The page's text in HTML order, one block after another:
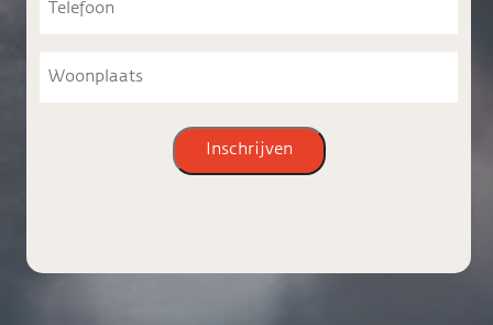
Inschrijven